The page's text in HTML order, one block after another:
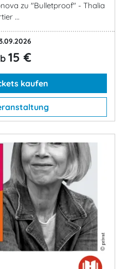
zu "Bulletproof" - Thalia
...
15 €
kaufen